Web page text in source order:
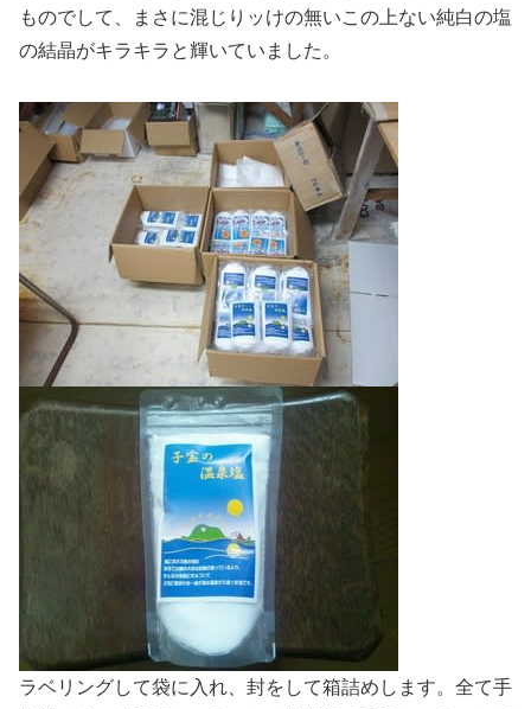
ものでして、まさに混じりッけの無いこの上ない純白の塩
の結晶がキラキラと輝いていました。
ラベリングして袋に入れ、封をして箱詰めします。全て手